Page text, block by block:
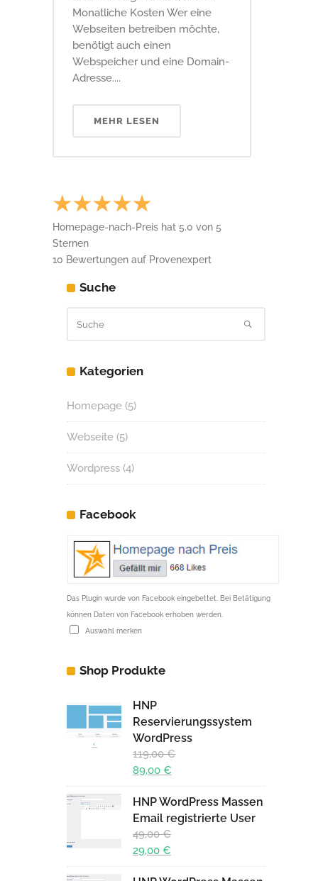
Monatliche Kosten Wer eine
Webseiten betreiben möchte,
benötigt auch einen
Webspeicher und eine Domain-
Adresse....
MEHR LESEN
Homepage-nach-Preis hat 5.0 von 5
Sternen
10 Bewertungen auf Provenexpert
Suche
Kategorien
Homepage (5)
Webseite (5)
Wordpress (4)
Facebook
Das Plugin wurde von Facebook eingebettet. Bei Betätigung
können Daten von Facebook erhoben werden.
Auswahl merken
Shop Produkte
HNP
Reservierungssystem
WordPress
119,00€
Ursprünglicher
Preis
war:
119,00 €
89,00 €
Aktueller
Preis
ist:
89,00 €.
HNP WordPress Massen
Email registrierte User
49,00€
Ursprünglicher
Preis
29,00 €
Aktueller